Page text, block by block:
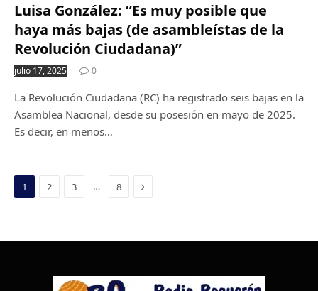
Luisa González: “Es muy posible que
haya más bajas (de asambleístas de la
Revolución Ciudadana)”
julio 17, 2025 0
La Revolución Ciudadana (RC) ha registrado seis bajas en la
Asamblea Nacional, desde su posesión en mayo de 2025.
Es decir, en menos…
1 2 3 … 8 Next